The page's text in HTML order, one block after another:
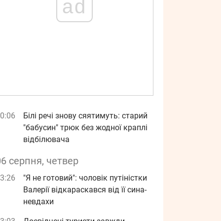
ad
Білі речі знову сяятимуть: старий
"бабусин" трюк без жодної краплі
відбілювача
серпня, четвер
"Я не готовий": чоловік путіністки
Валерії відкараскався від її сина-
невдахи